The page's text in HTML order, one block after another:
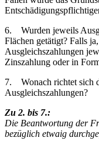
6. Wurden jeweils
Flächen getätigt? Falls
Ausgleichszahlungen
Zinszahlung oder in
7. Wonach richtet sich
Ausgleichszahlungen?
Zu 2. bis 7.:
Die Beantwortung der
bezüglich etwaig